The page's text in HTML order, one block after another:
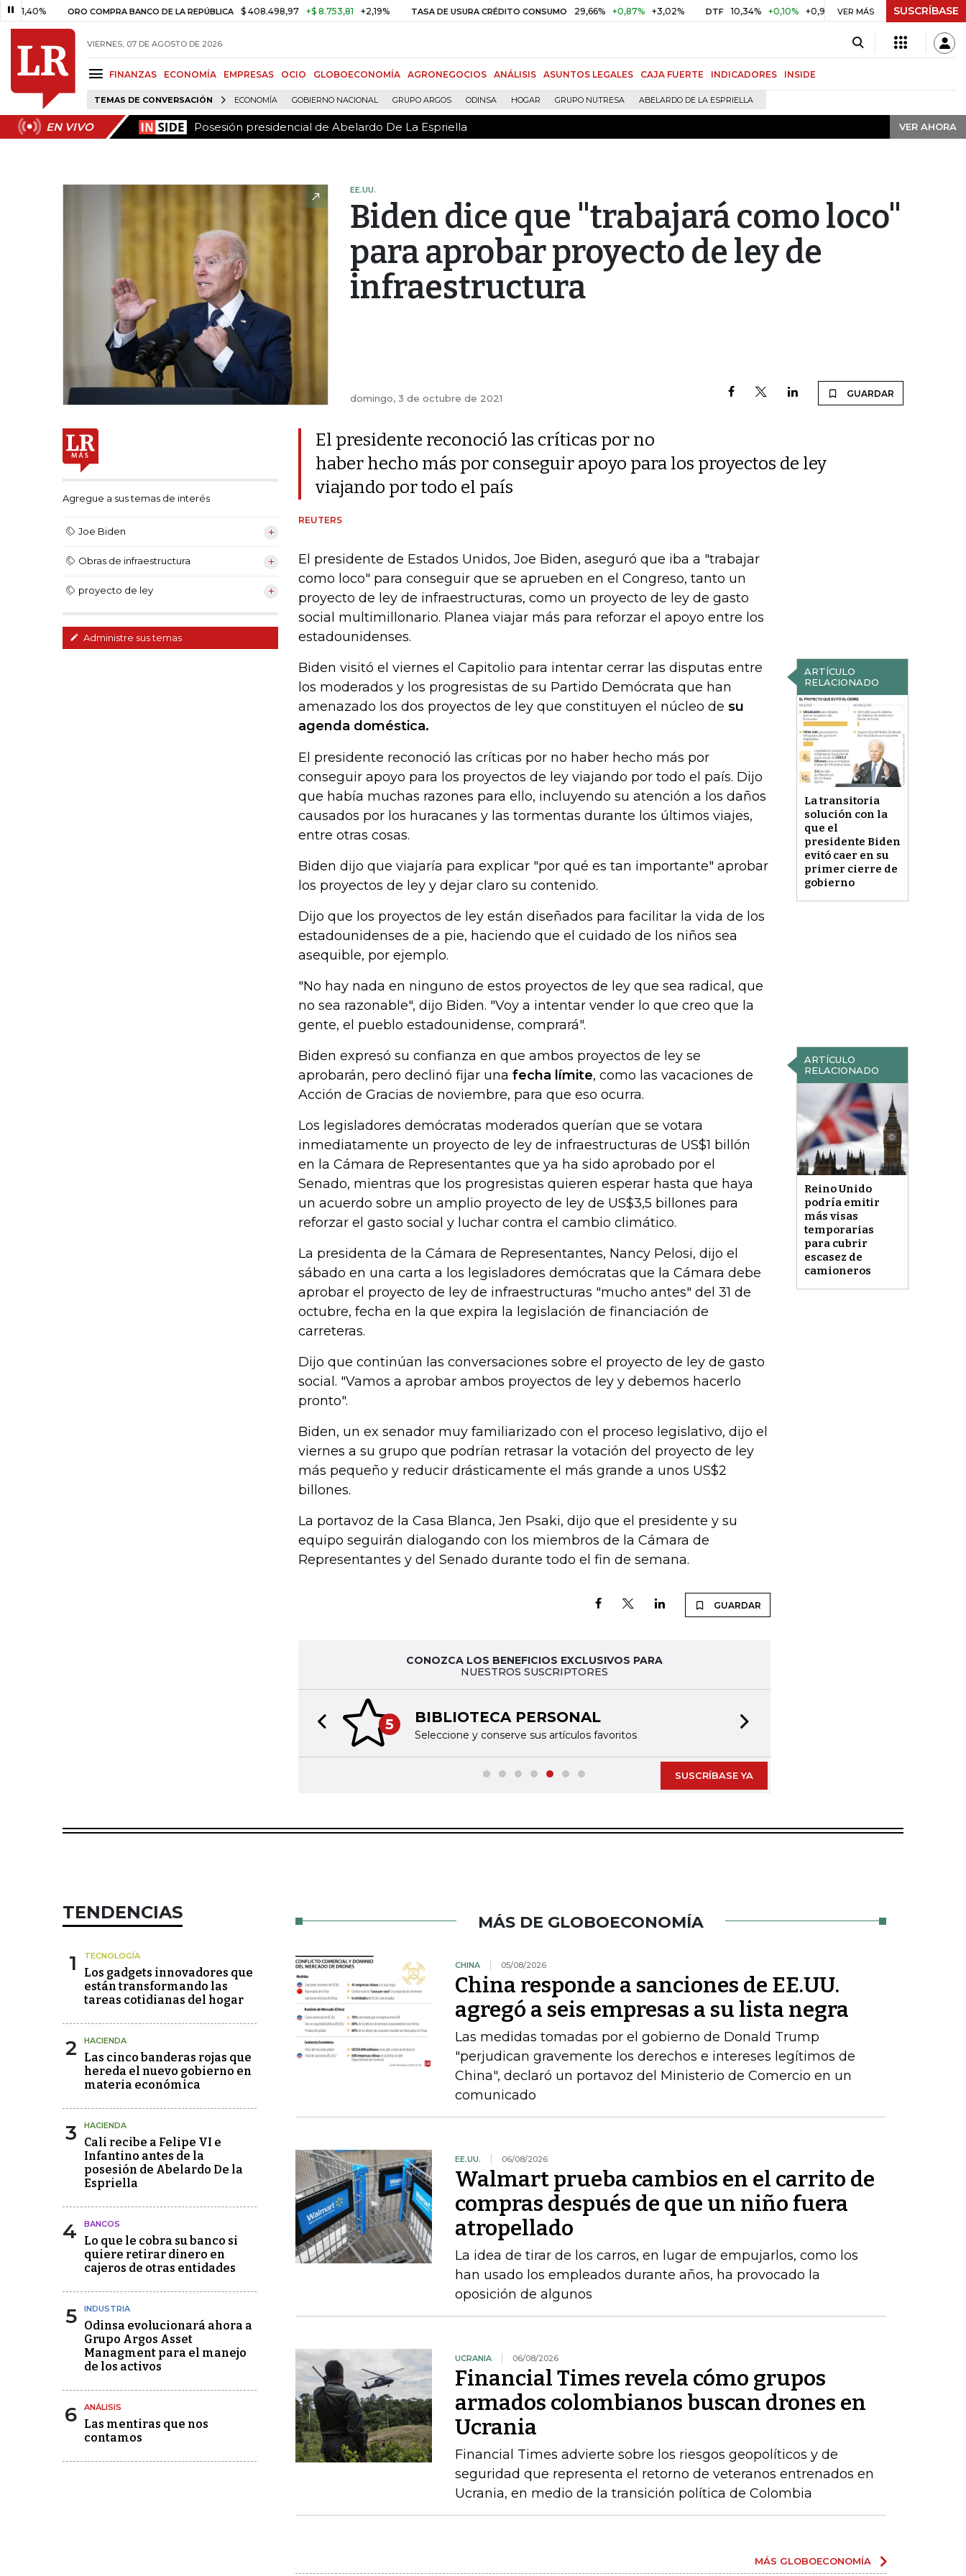
ORO COMPRA BANCO DE LA REPÚBLICA $ 408.498,97 +$ 8.753,81 +2,19% TASA DE USURA CRÉDITO CONSUMO 29,66% +0,87% +3,02% DTF 10,34% +0,10% +0,98% UVR $ 416,91 +$ 0,05 +0,01%
VER MÁS SUSCRÍBASE
VIERNES, 07 DE AGOSTO DE 2026
FINANZAS ECONOMÍA EMPRESAS OCIO GLOBOECONOMÍA AGRONEGOCIOS ANÁLISIS ASUNTOS LEGALES CAJA FUERTE INDICADORES INSIDE
TEMAS DE CONVERSACIÓN ECONOMÍA GOBIERNO NACIONAL GRUPO ARGOS ODINSA HOGAR GRUPO NUTRESA ABELARDO DE LA ESPRIELLA
EN VIVO Posesión presidencial de Abelardo De La Espriella VER AHORA
EN VIVO Posesión presidencial de Abelardo De La Espriella VER AHORA
EE.UU.
Biden dice que "trabajará como loco"
para aprobar proyecto de ley de
infraestructura
domingo, 3 de octubre de 2021 GUARDAR
Agregue a sus temas de interés
Joe Biden
Obras de infraestructura
proyecto de ley
Administre sus temas
El presidente reconoció las críticas por no
haber hecho más por conseguir apoyo para los proyectos de ley
viajando por todo el país
REUTERS
El presidente de Estados Unidos, Joe Biden, aseguró que iba a "trabajar
como loco" para conseguir que se aprueben en el Congreso, tanto un
proyecto de ley de infraestructuras, como un proyecto de ley de gasto
social multimillonario. Planea viajar más para reforzar el apoyo entre los
estadounidenses.
ARTÍCULO
RELACIONADO
La transitoria
solución con la
que el
presidente Biden
evitó caer en su
primer cierre de
gobierno
Biden visitó el viernes el Capitolio para intentar cerrar las disputas entre
los moderados y los progresistas de su Partido Demócrata que han
amenazado los dos proyectos de ley que constituyen el núcleo de su
agenda doméstica.
El presidente reconoció las críticas por no haber hecho más por
conseguir apoyo para los proyectos de ley viajando por todo el país. Dijo
que había muchas razones para ello, incluyendo su atención a los daños
causados por los huracanes y las tormentas durante los últimos viajes,
entre otras cosas.
Biden dijo que viajaría para explicar "por qué es tan importante" aprobar
los proyectos de ley y dejar claro su contenido.
Dijo que los proyectos de ley están diseñados para facilitar la vida de los
estadounidenses de a pie, haciendo que el cuidado de los niños sea
asequible, por ejemplo.
"No hay nada en ninguno de estos proyectos de ley que sea radical, que
no sea razonable", dijo Biden. "Voy a intentar vender lo que creo que la
gente, el pueblo estadounidense, comprará".
ARTÍCULO
RELACIONADO
Reino Unido
podría emitir
más visas
temporarias
para cubrir
escasez de
camioneros
Biden expresó su confianza en que ambos proyectos de ley se
aprobarán, pero declinó fijar una fecha límite, como las vacaciones de
Acción de Gracias de noviembre, para que eso ocurra.
Los legisladores demócratas moderados querían que se votara
inmediatamente un proyecto de ley de infraestructuras de US$1 billón
en la Cámara de Representantes que ya ha sido aprobado por el
Senado, mientras que los progresistas quieren esperar hasta que haya
un acuerdo sobre un amplio proyecto de ley de US$3,5 billones para
reforzar el gasto social y luchar contra el cambio climático.
La presidenta de la Cámara de Representantes, Nancy Pelosi, dijo el
sábado en una carta a los legisladores demócratas que la Cámara debe
aprobar el proyecto de ley de infraestructuras "mucho antes" del 31 de
octubre, fecha en la que expira la legislación de financiación de
carreteras.
Dijo que continúan las conversaciones sobre el proyecto de ley de gasto
social. "Vamos a aprobar ambos proyectos de ley y debemos hacerlo
pronto".
Biden, un ex senador muy familiarizado con el proceso legislativo, dijo el
viernes a su grupo que podrían retrasar la votación del proyecto de ley
más pequeño y reducir drásticamente el más grande a unos US$2
billones.
La portavoz de la Casa Blanca, Jen Psaki, dijo que el presidente y su
equipo seguirán dialogando con los miembros de la Cámara de
Representantes y del Senado durante todo el fin de semana.
GUARDAR
CONOZCA LOS BENEFICIOS EXCLUSIVOS PARA
NUESTROS SUSCRIPTORES
5 BIBLIOTECA PERSONAL
Seleccione y conserve sus artículos favoritos
Previous slide
SUSCRÍBASE YA
TENDENCIAS
1 TECNOLOGÍA
Los gadgets innovadores que
están transformando las
tareas cotidianas del hogar
2 HACIENDA
Las cinco banderas rojas que
hereda el nuevo gobierno en
materia económica
3 HACIENDA
Cali recibe a Felipe VI e
Infantino antes de la
posesión de Abelardo De la
Espriella
4 BANCOS
Lo que le cobra su banco si
quiere retirar dinero en
cajeros de otras entidades
5 INDUSTRIA
Odinsa evolucionará ahora a
Grupo Argos Asset
Managment para el manejo
de los activos
6 ANÁLISIS
Las mentiras que nos
contamos
MÁS DE GLOBOECONOMÍA
CHINA 05/08/2026
China responde a sanciones de EE.UU.
agregó a seis empresas a su lista negra
Las medidas tomadas por el gobierno de Donald Trump
"perjudican gravemente los derechos e intereses legítimos de
China", declaró un portavoz del Ministerio de Comercio en un
comunicado
EE.UU. 06/08/2026
Walmart prueba cambios en el carrito de
compras después de que un niño fuera
atropellado
La idea de tirar de los carros, en lugar de empujarlos, como los
han usado los empleados durante años, ha provocado la
oposición de algunos
UCRANIA 06/08/2026
Financial Times revela cómo grupos
armados colombianos buscan drones en
Ucrania
Financial Times advierte sobre los riesgos geopolíticos y de
seguridad que representa el retorno de veteranos entrenados en
Ucrania, en medio de la transición política de Colombia
MÁS GLOBOECONOMÍA